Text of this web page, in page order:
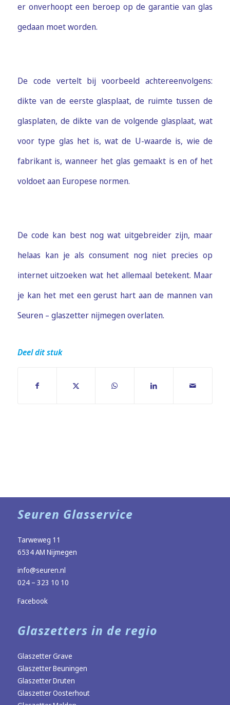
er onverhoopt een beroep op de garantie van glas
gedaan moet worden.
De code vertelt bij voorbeeld achtereenvolgens:
dikte van de eerste glasplaat, de ruimte tussen de
glasplaten, de dikte van de volgende glasplaat, wat
voor type glas het is, wat de U-waarde is, wie de
fabrikant is, wanneer het glas gemaakt is en of het
voldoet aan Europese normen.
De code kan best nog wat uitgebreider zijn, maar
helaas kan je als consument nog niet precies op
internet uitzoeken wat het allemaal betekent. Maar
je kan het met een gerust hart aan de mannen van
Seuren – glaszetter nijmegen overlaten.
Deel dit stuk
Seuren Glasservice
Tarweweg 11
6534 AM Nijmegen
info@seuren.nl
024 – 323 10 10
Facebook
Glaszetters in de regio
Glaszetter Grave
Glaszetter Beuningen
Glaszetter Druten
Glaszetter Oosterhout